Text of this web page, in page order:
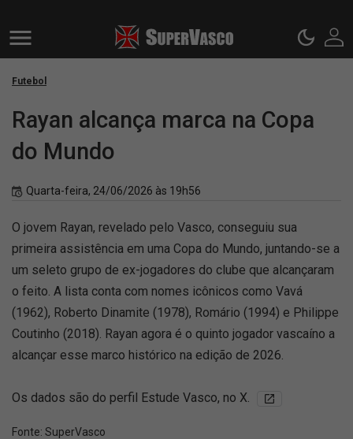
Futebol
Rayan alcança marca na Copa
do Mundo
Quarta-feira, 24/06/2026 às 19h56
O jovem Rayan, revelado pelo Vasco, conseguiu sua
primeira assistência em uma Copa do Mundo, juntando-se a
um seleto grupo de ex-jogadores do clube que alcançaram
o feito. A lista conta com nomes icônicos como Vavá
(1962), Roberto Dinamite (1978), Romário (1994) e Philippe
Coutinho (2018). Rayan agora é o quinto jogador vascaíno a
alcançar esse marco histórico na edição de 2026.
Os dados são do perfil Estude Vasco, no X.
Fonte: SuperVasco‎‎‎‎‎‎